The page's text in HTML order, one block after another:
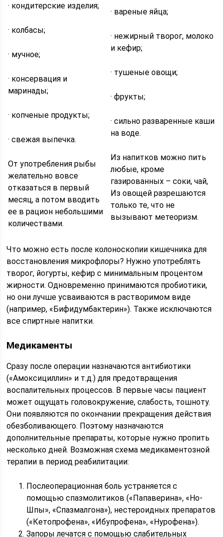
· кондитерские изделия;
· колбасы;
· мучное;
· консервация и
маринады;
· копченые продукты;
· свежая выпечка.
От употребления рыбы
желательно вовсе
отказаться в первый
месяц, а потом вводить
ее в рацион небольшими
количествами.
· вареные яйца;
· нежирный творог, молоко
и кефир;
· тушеные овощи;
· фрукты;
· сильно разваренные каши
на воде.
Из напитков можно пить
любые, кроме
газированных – соки, чай,
Из овощей разрешаются
только те, что не
вызывают метеоризм.
Что можно есть после колоноскопии кишечника для
восстановления микрофлоры? Нужно употреблять
творог, йогурты, кефир с минимальным процентом
жирности. Одновременно принимаются пробиотики,
но они лучше усваиваются в растворимом виде
(например, «Бифидумбактерин»). Также исключаются
все спиртные напитки.
Медикаменты
Сразу после операции назначаются антибиотики
(«Амоксициллин» и т.д.) для предотвращения
воспалительных процессов. В первые часы пациент
может ощущать головокружение, слабость, тошноту.
Они появляются по окончании прекращения действия
обезболивающего. Поэтому назначаются
дополнительные препараты, которые нужно пропить
несколько дней. Возможная схема медикаментозной
терапии в период реабилитации:
Послеоперационная боль устраняется с
помощью спазмолитиков («Папаверина», «Но-
Шпы», «Спазмалгона»), нестероидных препаратов
(«Кетопрофена», «Ибупрофена», «Нурофена»).
Запоры лечатся с помощью слабительных